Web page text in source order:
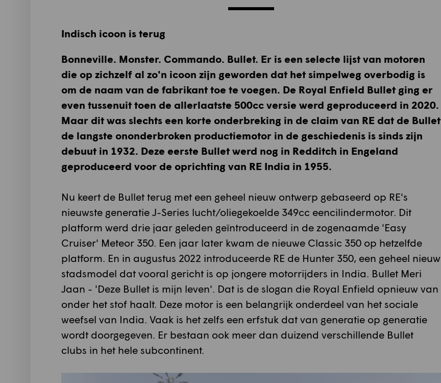
Indisch icoon is terug
Bonneville. Monster. Commando. Bullet. Er is een selecte lijst van motoren
die op zichzelf al zo'n icoon zijn geworden dat het simpelweg overbodig is
om de naam van de fabrikant toe te voegen. De Royal Enfield Bullet ging er
even tussenuit toen de allerlaatste 500cc versie werd geproduceerd in 2020.
Maar dit was slechts een korte onderbreking in de claim van RE dat de Bullet
de langste ononderbroken productiemotor in de geschiedenis is sinds zijn
debuut in 1932. Deze eerste Bullet werd nog in Redditch in Engeland
geproduceerd voor de oprichting van RE India in 1955.
Nu keert de Bullet terug met een geheel nieuw ontwerp gebaseerd op RE's
nieuwste generatie J-Series lucht/oliegekoelde 349cc eencilindermotor. Dit
platform werd drie jaar geleden geïntroduceerd in de zogenaamde 'Easy
Cruiser' Meteor 350. Een jaar later kwam de nieuwe Classic 350 op hetzelfde
platform. En in augustus 2022 introduceerde RE de Hunter 350, een geheel nieuw
stadsmodel dat vooral gericht is op jongere motorrijders in India. Bullet Meri
Jaan - 'Deze Bullet is mijn leven'. Dat is de slogan die Royal Enfield opnieuw van
onder het stof haalt. Deze motor is een belangrijk onderdeel van het sociale
weefsel van India. Vaak is het zelfs een erfstuk dat van generatie op generatie
wordt doorgegeven. Er bestaan ook meer dan duizend verschillende Bullet
clubs in het hele subcontinent.